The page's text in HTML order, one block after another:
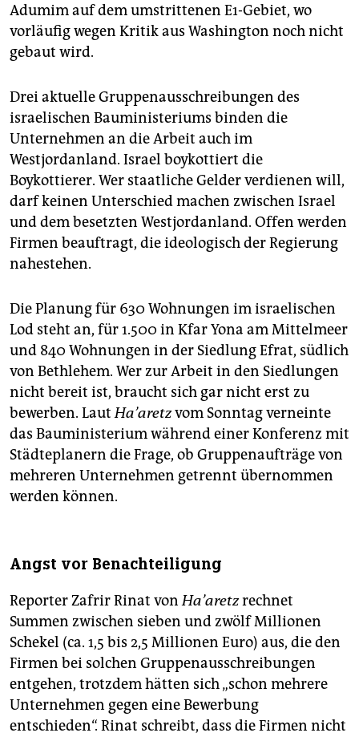
Adumim auf dem umstrittenen E1-Gebiet, wo
vorläufig wegen Kritik aus Washington noch nicht
gebaut wird.
Drei aktuelle Gruppenausschreibungen des
israelischen Bauministeriums binden die
Unternehmen an die Arbeit auch im
Westjordanland. Israel boykottiert die
Boykottierer. Wer staatliche Gelder verdienen will,
darf keinen Unterschied machen zwischen Israel
und dem besetzten Westjordanland. Offen werden
Firmen beauftragt, die ideologisch der Regierung
nahestehen.
Die Planung für 630 Wohnungen im israelischen
Lod steht an, für 1.500 in Kfar Yona am Mittelmeer
und 840 Wohnungen in der Siedlung Efrat, südlich
von Bethlehem. Wer zur Arbeit in den Siedlungen
nicht bereit ist, braucht sich gar nicht erst zu
bewerben. LautHa’aretzvom Sonntag verneinte
das Bauministerium während einer Konferenz mit
Städteplanern die Frage, ob Gruppenaufträge von
mehreren Unternehmen getrennt übernommen
werden können.
Angst vor Benachteiligung
Reporter Zafrir Rinat vonHa’aretzrechnet
Summen zwischen sieben und zwölf Millionen
Schekel (ca. 1,5 bis 2,5 Millionen Euro) aus, die den
Firmen bei solchen Gruppenausschreibungen
entgehen, trotzdem hätten sich „schon mehrere
Unternehmen gegen eine Bewerbung
entschieden“. Rinat schreibt, dass die Firmen nicht